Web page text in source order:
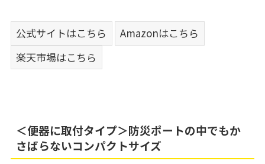
公式サイトはこちら
Amazonはこちら
楽天市場はこちら
＜便器に取付タイプ＞防災ポートの中でもか
さばらないコンパクトサイズ